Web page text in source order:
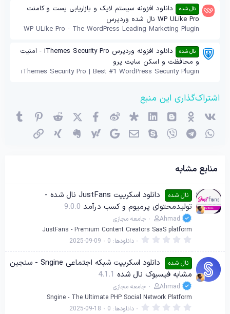
نال شده
دانلود افزونه سیستم لایک و بازاریابی پست و کامنت
WP ULike Pro نال شده وردپرس
WP ULike Pro - The WordPress Leading Marketing Plugin
نال شده
دانلود افزونه وردپرس iThemes Security Pro - امنیت
و محافظت و اسکن سایت پرو
iThemes Security Pro | Best #1 WordPress Security Plugin
اشتراک‌گذاری این منبع
وی‌کی اوکی (OK) بلاگر لینکدین دیاسپورا ویبو فیسبوک ردیت پینترست
واتساپ
تلگرام وایبر اسکایپ ایمیل گوگل یاهو اِورنُت زینگ
منابع مشابه
نال شده
دانلود اسکریپت JustFans نال شده -
تولیدمحتوای پرمیوم و کسب درآمد 9.0.0
Ahmad
جامعه مجازی
JustFans - Premium Content Creators SaaS platform
0
0
0
س
ت
ا
ر
ه
دانلودها 0
2025-09-09
نال شده
دانلود اسکریپت شبکه اجتماعی Sngine - سنجین
مشابه فیسبوک نال شده 4.1.1
Ahmad
جامعه مجازی
Sngine - The Ultimate PHP Social Network Platform
0 دانلودها 0
2025-09-18